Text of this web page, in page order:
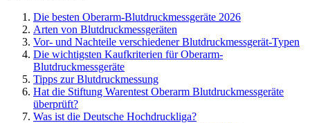
Die besten Oberarm-Blutdruckmessgeräte 2026
Arten von Blutdruckmessgeräten
Vor- und Nachteile verschiedener Blutdruckmessgerät-Typen
Die wichtigsten Kaufkriterien für Oberarm-
Blutdruckmessgeräte
Tipps zur Blutdruckmessung
Hat die Stiftung Warentest Oberarm Blutdruckmessgeräte
überprüft?
Was ist die Deutsche Hochdruckliga?